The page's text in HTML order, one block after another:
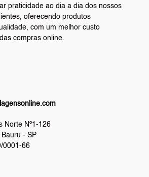
praticidade ao dia a dia dos nossos
oferecendo produtos
com um melhor custo
compras online.
Norte Nº1-126
- SP
0001-66